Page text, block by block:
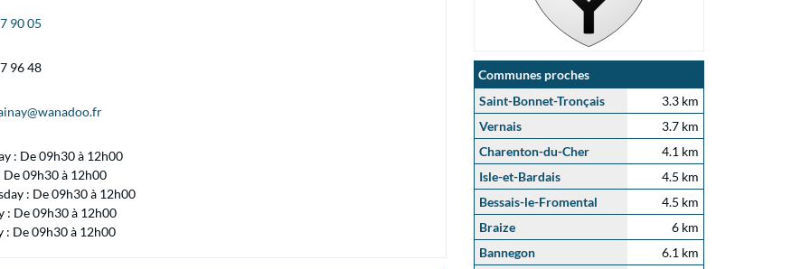
90 05
96 48
: De 09h30 à 12h00
De 09h30 à 12h00
: De 09h30 à 12h00
: De 09h30 à 12h00
: De 09h30 à 12h00
Communes proches
Saint-Bonnet-Tronçais
3.3 km
Vernais
3.7 km
Charenton-du-Cher
4.1 km
Isle-et-Bardais
4.5 km
Bessais-le-Fromental
4.5 km
Braize
6 km
Bannegon
6.1 km